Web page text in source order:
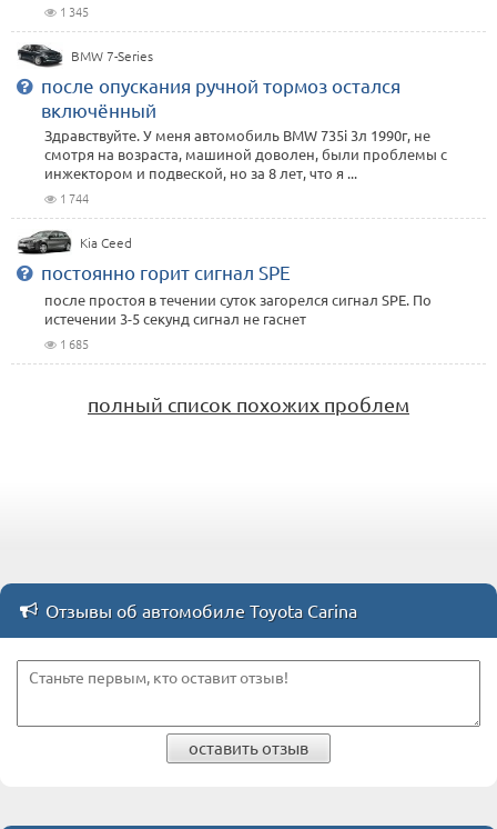
1 345
BMW 7-Series
после опускания ручной тормоз остался
включённый
Здравствуйте. У меня автомобиль BMW 735i 3л 1990г, не
смотря на возраста, машиной доволен, были проблемы с
инжектором и подвеской, но за 8 лет, что я ...
1 744
Kia Ceed
постоянно горит сигнал SPE
после простоя в течении суток загорелся сигнал SPE. По
истечении 3-5 секунд сигнал не гаснет
1 685
полный список похожих проблем
Отзывы об автомобиле Toyota Carina
оставить отзыв